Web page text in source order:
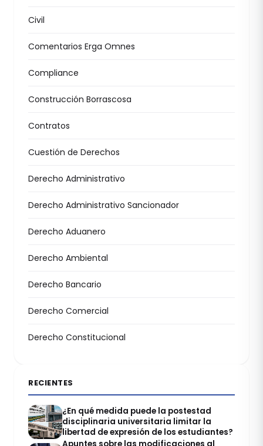
Civil
Comentarios Erga Omnes
Compliance
Construcción Borrascosa
Contratos
Cuestión de Derechos
Derecho Administrativo
Derecho Administrativo Sancionador
Derecho Aduanero
Derecho Ambiental
Derecho Bancario
Derecho Comercial
Derecho Constitucional
RECIENTES
¿En qué medida puede la postestad
disciplinaria universitaria limitar la
libertad de expresión de los estudiantes?